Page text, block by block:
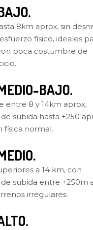
8km aprox, sin
físico, ideales
poca costumbre de
BAJO.
entre 8 y 14km aprox,
subida hasta +250
física normal.
a 14 km, con
subida entre +250m
irregulares.